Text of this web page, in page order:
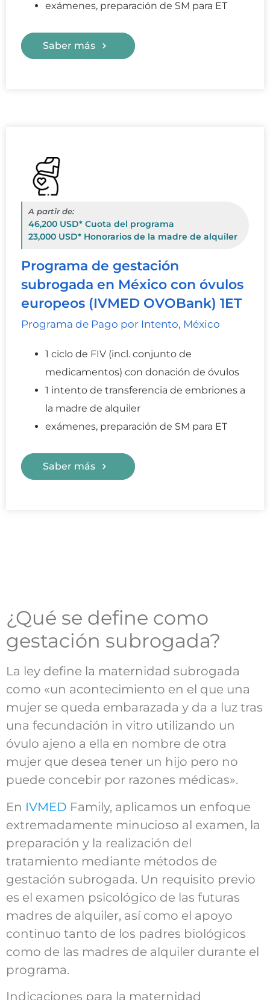
exámenes, preparación de SM para ET
Saber más
A partir de:
46,200 USD* Cuota del programa
23,000 USD* Honorarios de la madre de alquiler
Programa de gestación
subrogada en México con óvulos
europeos (IVMED OVOBank) 1ET
Programa de Pago por Intento, México
1 ciclo de FIV (incl. conjunto de
medicamentos) con donación de óvulos
1 intento de transferencia de embriones a
la madre de alquiler
exámenes, preparación de SM para ET
Saber más
¿Qué se define como
gestación subrogada?
La ley define la maternidad subrogada
como «un acontecimiento en el que una
mujer se queda embarazada y da a luz tras
una fecundación in vitro utilizando un
óvulo ajeno a ella en nombre de otra
mujer que desea tener un hijo pero no
puede concebir por razones médicas».
En IVMED Family, aplicamos un enfoque
extremadamente minucioso al examen, la
preparación y la realización del
tratamiento mediante métodos de
gestación subrogada. Un requisito previo
es el examen psicológico de las futuras
madres de alquiler, así como el apoyo
continuo tanto de los padres biológicos
como de las madres de alquiler durante el
programa.
Indicaciones para la maternidad